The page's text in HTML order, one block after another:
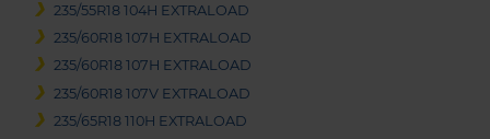
235/55R18 104H EXTRALOAD
235/60R18 107H EXTRALOAD
235/60R18 107H EXTRALOAD
235/60R18 107V EXTRALOAD
235/65R18 110H EXTRALOAD